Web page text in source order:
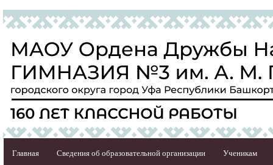
Главная Сведения об образовательной организации Ученикам